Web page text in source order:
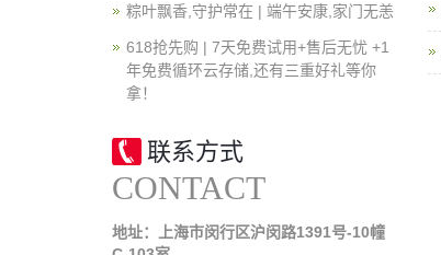
粽叶飘香,守护常在 | 端午安康,家门无恙
618抢先购 | 7天免费试用+售后无忧 +1
年免费循环云存储,还有三重好礼等你
拿！
联系方式
CONTACT
地址：上海市闵行区沪闵路1391号-10幢